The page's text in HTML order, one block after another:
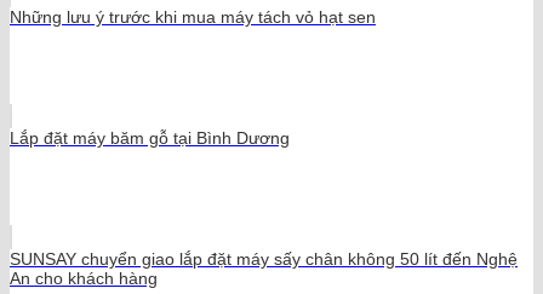
Những lưu ý trước khi mua máy tách vỏ hạt sen
Lắp đặt máy băm gỗ tại Bình Dương
SUNSAY chuyển giao lắp đặt máy sấy chân không 50 lít đến Nghệ
An cho khách hàng